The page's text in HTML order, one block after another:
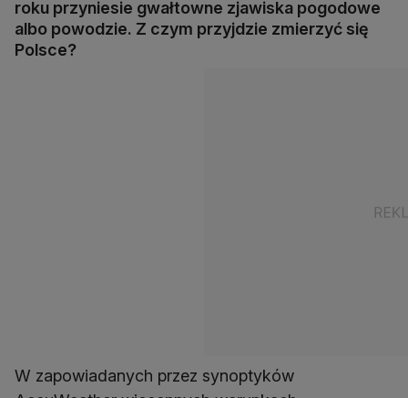
roku przyniesie gwałtowne zjawiska pogodowe
albo powodzie. Z czym przyjdzie zmierzyć się
Polsce?
W zapowiadanych przez synoptyków